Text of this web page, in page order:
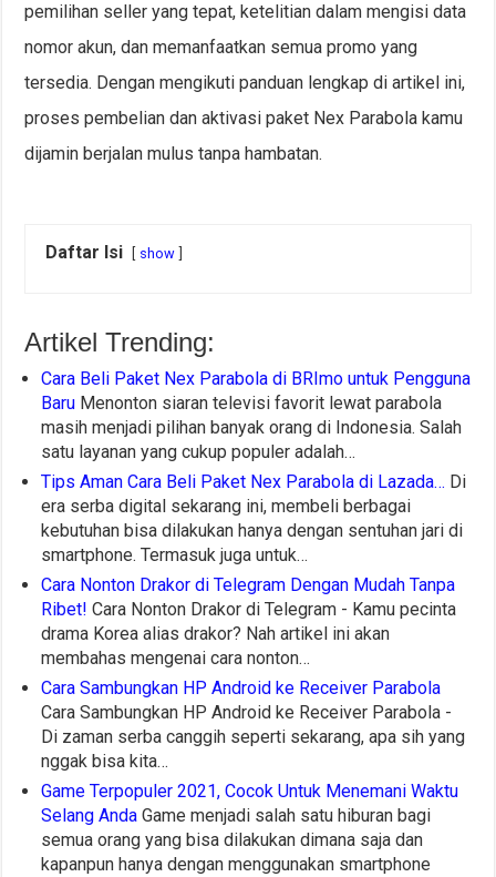
pemilihan seller yang tepat, ketelitian dalam mengisi data
nomor akun, dan memanfaatkan semua promo yang
tersedia. Dengan mengikuti panduan lengkap di artikel ini,
proses pembelian dan aktivasi paket Nex Parabola kamu
dijamin berjalan mulus tanpa hambatan.
Daftar Isi show
Artikel Trending:
Cara Beli Paket Nex Parabola di BRImo untuk Pengguna
Baru Menonton siaran televisi favorit lewat parabola
masih menjadi pilihan banyak orang di Indonesia. Salah
satu layanan yang cukup populer adalah…
Tips Aman Cara Beli Paket Nex Parabola di Lazada… Di
era serba digital sekarang ini, membeli berbagai
kebutuhan bisa dilakukan hanya dengan sentuhan jari di
smartphone. Termasuk juga untuk…
Cara Nonton Drakor di Telegram Dengan Mudah Tanpa
Ribet! Cara Nonton Drakor di Telegram - Kamu pecinta
drama Korea alias drakor? Nah artikel ini akan
membahas mengenai cara nonton…
Cara Sambungkan HP Android ke Receiver Parabola
Cara Sambungkan HP Android ke Receiver Parabola -
Di zaman serba canggih seperti sekarang, apa sih yang
nggak bisa kita…
Game Terpopuler 2021, Cocok Untuk Menemani Waktu
Selang Anda Game menjadi salah satu hiburan bagi
semua orang yang bisa dilakukan dimana saja dan
kapanpun hanya dengan menggunakan smartphone